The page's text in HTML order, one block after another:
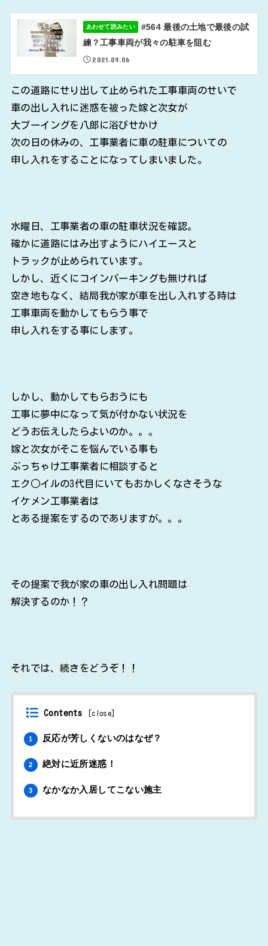
あわせて読みたい
#564 最後の土地で最後の試
練？工事車両が我々の駐車を阻む
2021.09.06
この道路にせり出して止められた工事車両のせいで
車の出し入れに迷惑を被った嫁と次女が
大ブーイングを八郎に浴びせかけ
次の日の休みの、工事業者に車の駐車についての
申し入れをすることになってしまいました。
水曜日、工事業者の車の駐車状況を確認。
確かに道路にはみ出すようにハイエースと
トラックが止められています。
しかし、近くにコインパーキングも無ければ
空き地もなく、結局我が家が車を出し入れする時は
工事車両を動かしてもらう事で
申し入れをする事にします。
しかし、動かしてもらおうにも
工事に夢中になって気が付かない状況を
どうお伝えしたらよいのか。。。
嫁と次女がそこを悩んでいる事も
ぶっちゃけ工事業者に相談すると
エク○イルの3代目にいてもおかしくなさそうな
イケメン工事業者は
とある提案をするのでありますが。。。
その提案で我が家の車の出し入れ問題は
解決するのか！？
それでは、続きをどうぞ！！
Contents close
1 反応が芳しくないのはなぜ？
2 絶対に近所迷惑！
3 なかなか入居してこない施主